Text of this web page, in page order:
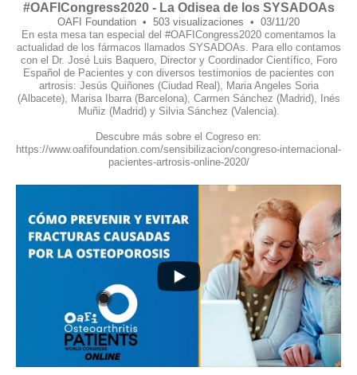
#OAFICongress2020 - La Odisea de los SYSADOAs
OAFI Foundation 503 visualizaciones
03/11/20
En esta mesa tan especial del #OAFICongress2020 comentamos la
actualidad de los fármacos llamados SYSADOAs. Para ello contamos
con el Dr. José Luis Baquero, Director y Coordinador Científico, Foro
Español de Pacientes y con diversos testimonios de pacientes con
artrosis: Jesús Quiñones (Ciudad Real), Maria Angeles Soria
(Albacete), Marisa Ibarra (Barcelona), Carmen Sánchez (Madrid), Inés
Muñiz (Madrid) y Silvia Sánchez (Valencia).
Descubre más sobre el Cogreso en:
https://www.oafifoundation.com/sensibilizacion/congreso-internacional-
pacientes-artrosis-online-2020/